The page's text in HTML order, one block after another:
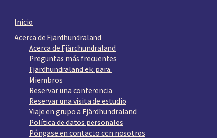
Inicio
Acerca de Fjärdhundraland
Acerca de Fjärdhundraland
Preguntas más frecuentes
Fjärdhundraland ek. para.
Miembros
Reservar una conferencia
Reservar una visita de estudio
Viaje en grupo a Fjärdhundraland
Política de datos personales
Póngase en contacto con nosotros